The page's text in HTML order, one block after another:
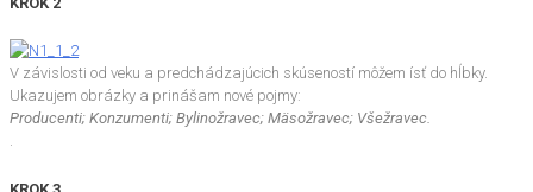
V závislosti od veku a predchádzajúcich skúseností môžem ísť do hĺbky.
Ukazujem obrázky a prinášam nové pojmy:
Producenti; Konzumenti; Bylinožravec; Mäsožravec; Všežravec.
.